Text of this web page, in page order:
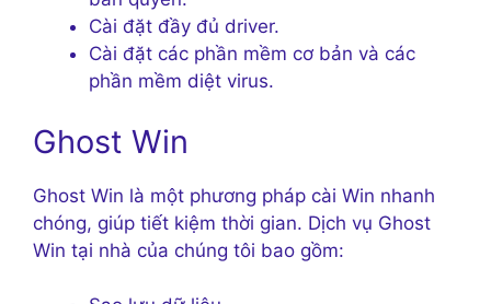
Cài đặt đầy đủ driver.
Cài đặt các phần mềm cơ bản và các
phần mềm diệt virus.
Ghost Win
Ghost Win là một phương pháp cài Win nhanh
chóng, giúp tiết kiệm thời gian. Dịch vụ Ghost
Win tại nhà của chúng tôi bao gồm: